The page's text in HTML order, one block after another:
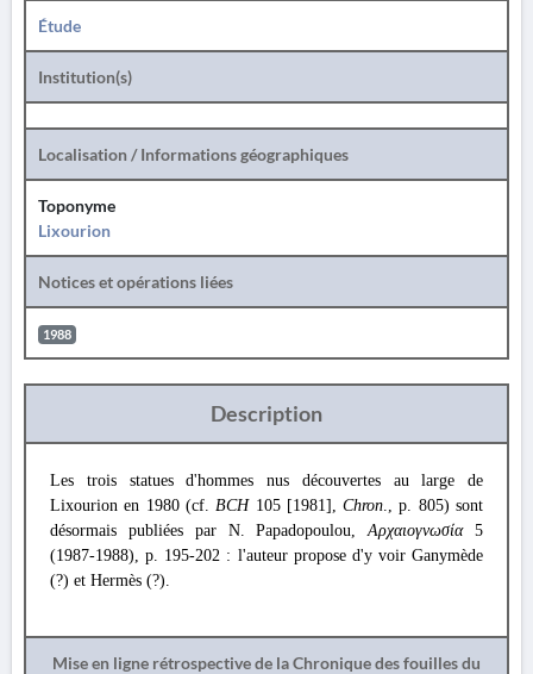
Étude
Institution(s)
Localisation / Informations géographiques
Toponyme
Lixourion
Notices et opérations liées
1988
Description
Les trois statues d'hommes nus découvertes au large de
Lixourion en 1980 (cf.BCH105 [1981],Chron., p. 805) sont
désormais publiées par N. Papadopoulou,Αρχαιογνωσία5
(1987-1988), p. 195-202 : l'auteur propose d'y voir Ganymède
(?) et Hermès (?).
Mise en ligne rétrospective de la Chronique des fouilles du